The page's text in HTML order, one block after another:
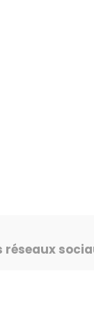
réseaux